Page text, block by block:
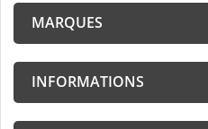
MARQUES
INFORMATIONS